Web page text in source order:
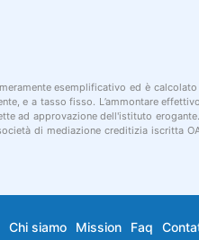
esemplificativo ed è
e a tasso fisso. L’ammontare
ad approvazione dell'istituto
di mediazione creditizia iscritta
Chi siamo Mission Faq